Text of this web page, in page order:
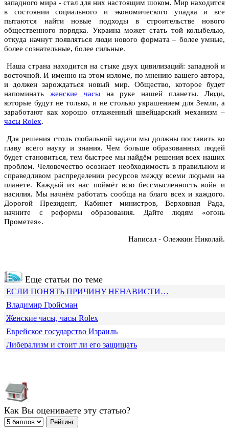
западного мира - стал для них настоящим шоком. Мир находится
в состоянии социального и экономического упадка и все
пытаются найти новые подходы в строительстве нового
общественного порядка. Украина может стать той колыбелью,
откуда начнут появляться люди нового формата – более умные,
более сознательные, более сильные.
Наша страна находится на стыке двух цивилизаций: западной и
восточной. И именно на этом изломе, по мнению вашего автора,
и должен зарождаться новый мир. Общество, которое будет
напоминать женские часына руке нашей планеты. Люди,
которые будут не только, и не столько украшением для Земли, а
заработают как хорошо отлаженный швейцарский механизм –
часы Rolex.
Для решения столь глобальной задачи мы должны поставить во
главу всего науку и знания. Чем больше образованных людей
будет становиться, тем быстрее мы найдём решения всех наших
проблем. Человечество осознает необходимость в правильном и
справедливом распределении ресурсов между всеми людьми на
планете. Каждый из нас поймёт всю бессмысленность войн и
насилия. Мы начнём работать сообща на благо всех и каждого.
Дорогой Президент, Кабинет министров, Верховная Рада,
начните с реформы образования. Дайте людям «огонь
Прометея».
Написал - Олежкин Николай.
Еще статьи по теме
ЕСЛИ ПОНЯТЬ ПРИЧИНУ НЕНАВИСТИ…
Владимир Гройсман
Женские часы, часы Rolex
Еврейское государство Израиль
Либерализм и стоит ли его защищать
Как Вы оцениваете эту статью?